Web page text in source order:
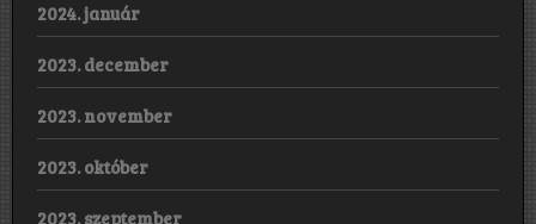
2024. január
2023. december
2023. november
2023. október
2023. szeptember